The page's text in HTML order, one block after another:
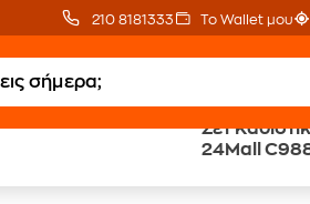
210 8181333 Το Wallet μου
Σετ
24Mall